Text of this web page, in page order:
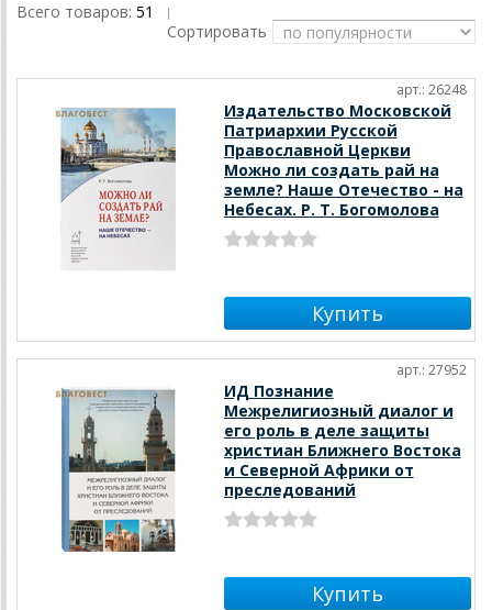
Всего товаров: 51 |
Сортировать
арт.: 26248
Издательство Московской
Патриархии Русской
Православной Церкви
Можно ли создать рай на
земле? Наше Отечество - на
Небесах. Р. Т. Богомолова
арт.: 27952
ИД Познание
Межрелигиозный диалог и
его роль в деле защиты
христиан Ближнего Востока
и Северной Африки от
преследований